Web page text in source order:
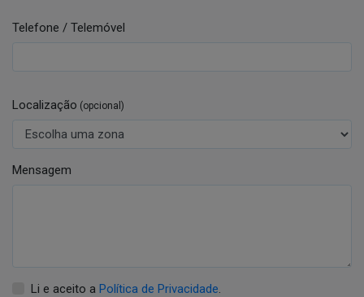
Telefone / Telemóvel
Localização (opcional)
Mensagem
Li e aceito a Política de Privacidade